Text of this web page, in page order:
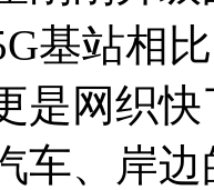
基站相
是网织
车、岸